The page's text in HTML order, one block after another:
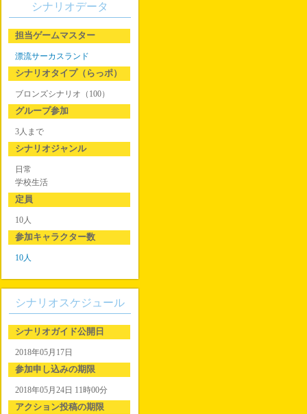
シナリオデータ
担当ゲームマスター
漂流サーカスランド
シナリオタイプ（らっポ）
ブロンズシナリオ（100）
グループ参加
3人まで
シナリオジャンル
日常
学校生活
定員
10人
参加キャラクター数
10人
シナリオスケジュール
シナリオガイド公開日
2018年05月17日
参加申し込みの期限
2018年05月24日 11時00分
アクション投稿の期限